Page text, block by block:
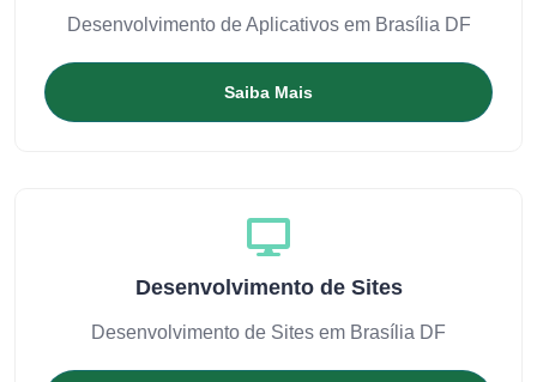
Desenvolvimento de Aplicativos em Brasília DF
Saiba Mais
Desenvolvimento de Sites
Desenvolvimento de Sites em Brasília DF